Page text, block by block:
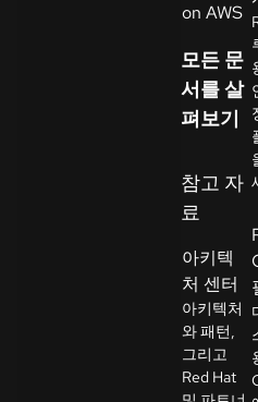
선
on AWS
모든 문
서를 살
펴보기
참고 자
료
아키텍
처 센터
아키텍처
와 패턴,
그리고
Red Hat